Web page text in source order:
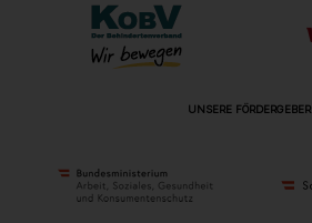
UNSERE FÖRDERGEBER